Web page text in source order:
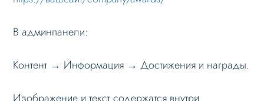
Мультирегиональность
Меню сайта
В админпанели:
Контент → Информация → Достижения и награды.
Изображение и текст содержатся внутри